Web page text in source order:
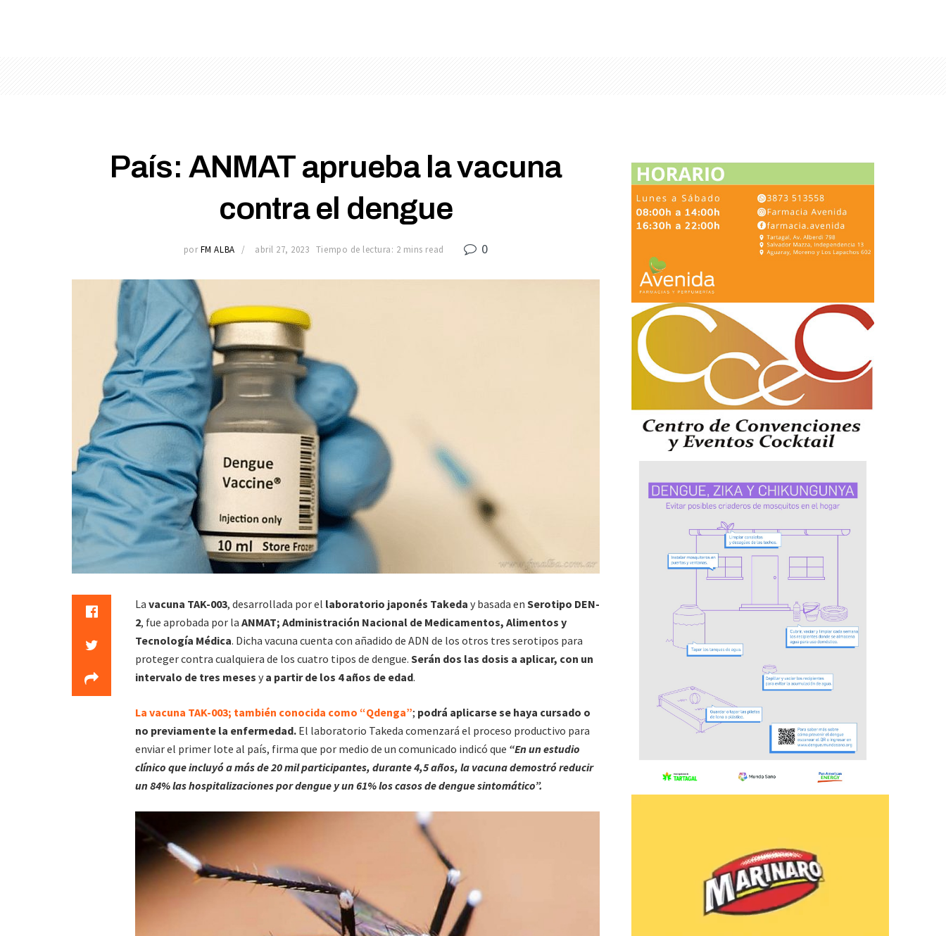
País: ANMAT aprueba la vacuna
contra el dengue
por FM ALBA abril 27, 2023 Tiempo de lectura: 2 mins read 0
La vacuna TAK-003, desarrollada por el laboratorio japonés Takeda y basada en Serotipo DEN-
2, fue aprobada por la ANMAT; Administración Nacional de Medicamentos, Alimentos y
Tecnología Médica. Dicha vacuna cuenta con añadido de ADN de los otros tres serotipos para
proteger contra cualquiera de los cuatro tipos de dengue. Serán dos las dosis a aplicar, con un
intervalo de tres meses y a partir de los 4 años de edad.
La vacuna TAK-003; también conocida como “Qdenga”; podrá aplicarse se haya cursado o
no previamente la enfermedad. El laboratorio Takeda comenzará el proceso productivo para
enviar el primer lote al país, firma que por medio de un comunicado indicó que “En un estudio
clínico que incluyó a más de 20 mil participantes, durante 4,5 años, la vacuna demostró reducir
un 84% las hospitalizaciones por dengue y un 61% los casos de dengue sintomático”.